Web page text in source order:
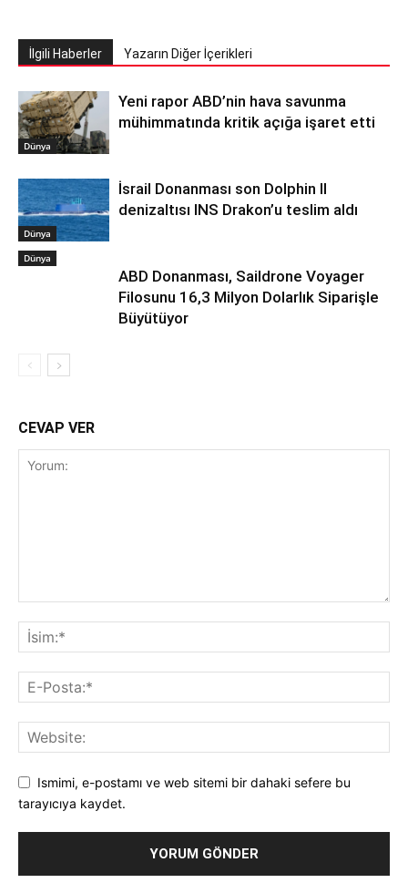
İlgili Haberler Yazarın Diğer İçerikleri
Dünya
Yeni rapor ABD’nin hava savunma
mühimmatında kritik açığa işaret etti
Dünya
İsrail Donanması son Dolphin II
denizaltısı INS Drakon’u teslim aldı
Dünya
ABD Donanması, Saildrone Voyager
Filosunu 16,3 Milyon Dolarlık Siparişle
Büyütüyor
CEVAP VER
Ismimi, e-postamı ve web sitemi bir dahaki sefere bu
tarayıcıya kaydet.